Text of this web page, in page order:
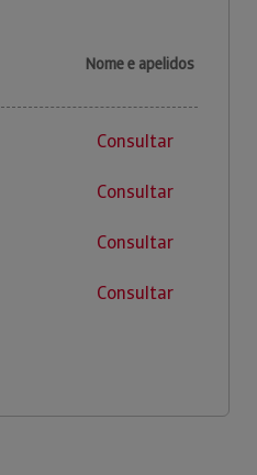
Nome e apelidos
Consultar
Consultar
Consultar
Consultar